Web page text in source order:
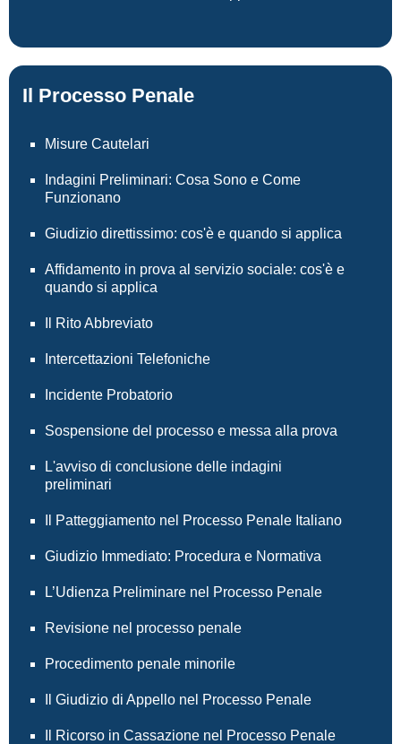
Il Processo Penale
Misure Cautelari
Indagini Preliminari: Cosa Sono e Come
Funzionano
Giudizio direttissimo: cos'è e quando si applica
Affidamento in prova al servizio sociale: cos'è e
quando si applica
Il Rito Abbreviato
Intercettazioni Telefoniche
Incidente Probatorio
Sospensione del processo e messa alla prova
L'avviso di conclusione delle indagini
preliminari
Il Patteggiamento nel Processo Penale Italiano
Giudizio Immediato: Procedura e Normativa
L’Udienza Preliminare nel Processo Penale
Revisione nel processo penale
Procedimento penale minorile
Il Giudizio di Appello nel Processo Penale
Il Ricorso in Cassazione nel Processo Penale